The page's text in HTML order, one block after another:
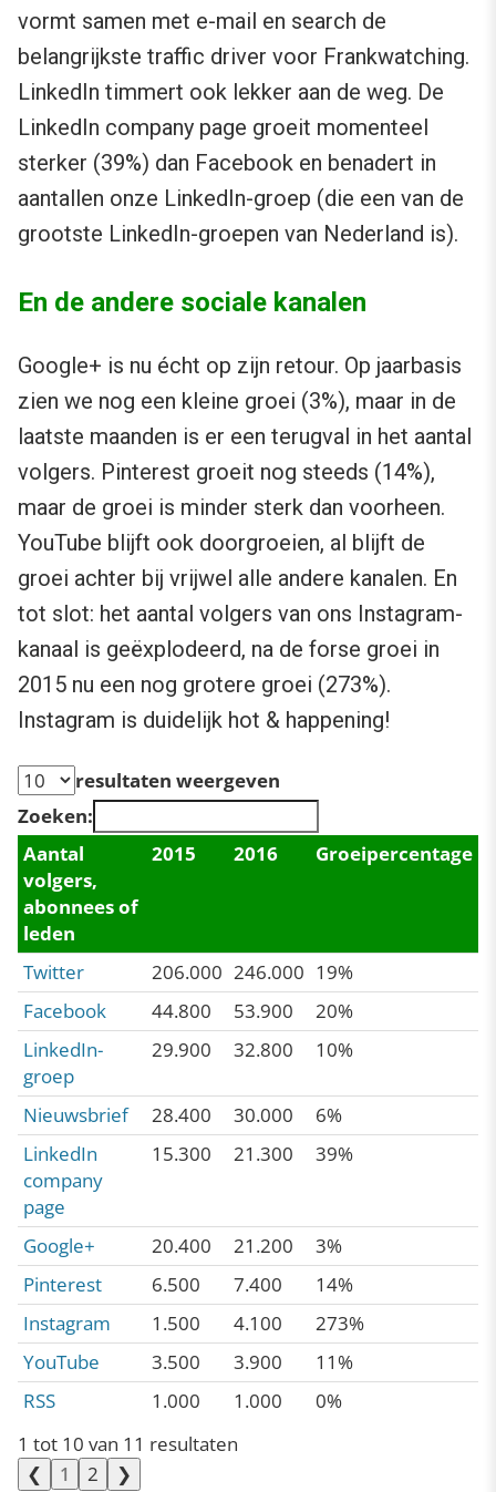
vormt samen met e-mail en search de
belangrijkste traffic driver voor Frankwatching.
LinkedIn timmert ook lekker aan de weg. De
LinkedIn company page groeit momenteel
sterker (39%) dan Facebook en benadert in
aantallen onze LinkedIn-groep (die een van de
grootste LinkedIn-groepen van Nederland is).
En de andere sociale kanalen
Google+ is nu écht op zijn retour. Op jaarbasis
zien we nog een kleine groei (3%), maar in de
laatste maanden is er een terugval in het aantal
volgers. Pinterest groeit nog steeds (14%),
maar de groei is minder sterk dan voorheen.
YouTube blijft ook doorgroeien, al blijft de
groei achter bij vrijwel alle andere kanalen. En
tot slot: het aantal volgers van ons Instagram-
kanaal is geëxplodeerd, na de forse groei in
2015 nu een nog grotere groei (273%).
Instagram is duidelijk hot & happening!
resultaten weergeven
Zoeken:
Aantal
volgers,
abonnees of
leden
2015 2016 Groeipercentage
Twitter 206.000 246.000 19%
Facebook
44.800 53.900
20%
LinkedIn-
groep
29.900 32.800 10%
Nieuwsbrief 28.400 30.000
6%
LinkedIn
company
page
15.300 21.300 39%
Google+ 20.400 21.200
3%
Pinterest
6.500 7.400
14%
Instagram
1.500 4.100
273%
YouTube
3.500 3.900
11%
RSS
1.000 1.000
0%
1 tot 10 van 11 resultaten
❮
1 2 ❯